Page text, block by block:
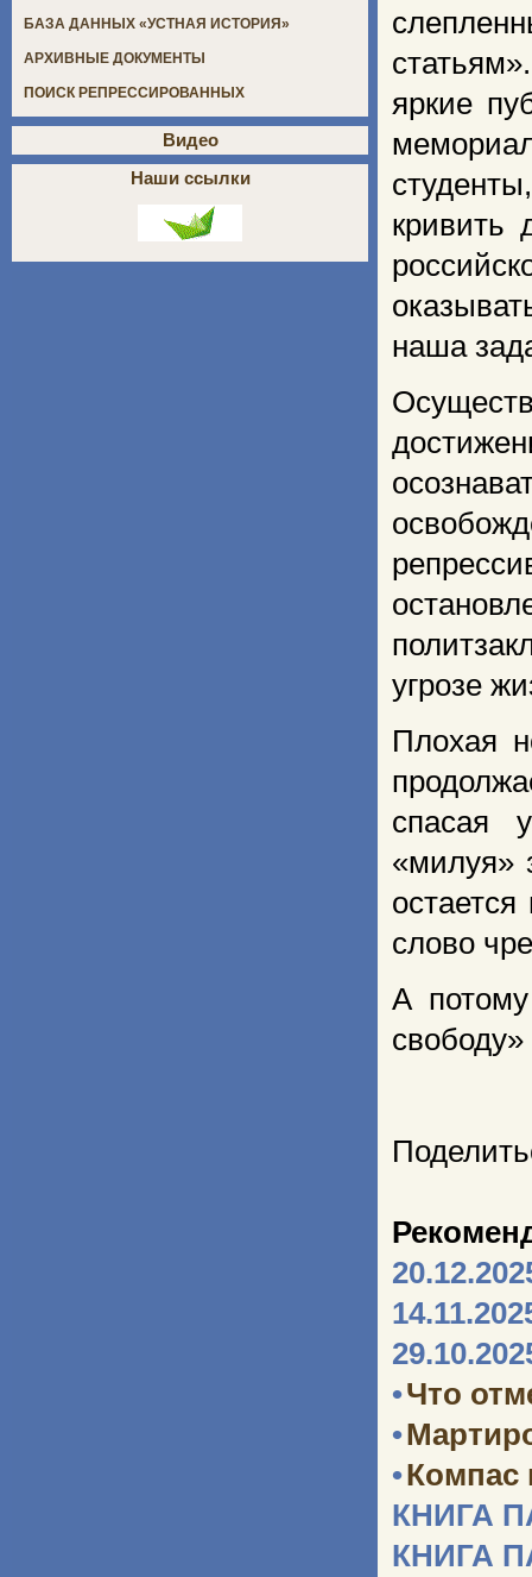
яркие
кривить
наша
угрозе
Плохая
спасая
«милуя»
слово
А
•Что
•
•Компас
КНИГА
КНИГА
БАЗА ДАННЫХ «УСТНАЯ ИСТОРИЯ»
АРХИВНЫЕ ДОКУМЕНТЫ
ПОИСК РЕПРЕССИРОВАННЫХ
Видео
Наши ссылки